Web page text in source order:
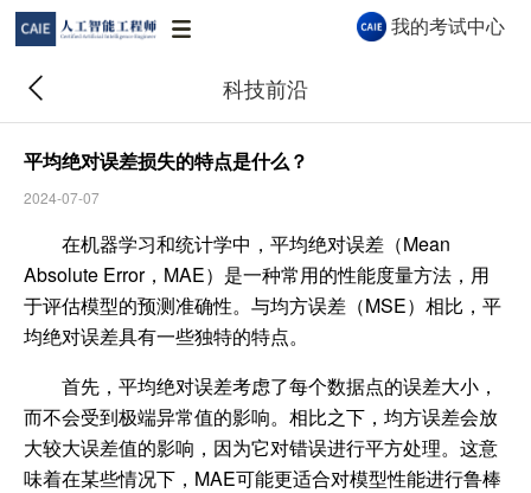
我的考试中心
科技前沿
平均绝对误差损失的特点是什么？
2024-07-07
在机器学习和统计学中，平均绝对误差（Mean
Absolute Error，MAE）是一种常用的性能度量方法，用
于评估模型的预测准确性。与均方误差（MSE）相比，平
均绝对误差具有一些独特的特点。
首先，平均绝对误差考虑了每个数据点的误差大小，
而不会受到极端异常值的影响。相比之下，均方误差会放
大较大误差值的影响，因为它对错误进行平方处理。这意
味着在某些情况下，MAE可能更适合对模型性能进行鲁棒
CAIE AI 助手 · 秒级解答认证与报考问题
务！关于认证等级、报考流程、企业合作等
问题都可以问我。
18:07